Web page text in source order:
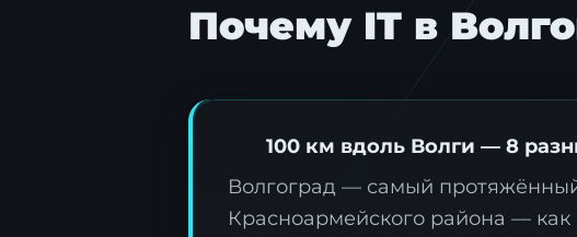
Почему IT в
100 км вдоль Волги — 8
Волгоград — самый
Красноармейского района —